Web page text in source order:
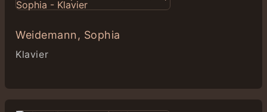
Weidemann, Sophia
Klavier